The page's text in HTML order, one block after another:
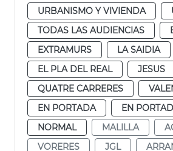
URBANISMO Y VIVIENDA
TODAS LAS AUDIENCIAS
EXTRAMURS
LA SAIDIA
EL PLA DEL REAL
JESUS
QUATRE CARRERES
EN PORTADA
EN
NORMAL
MALILLA
VORERES
JGL